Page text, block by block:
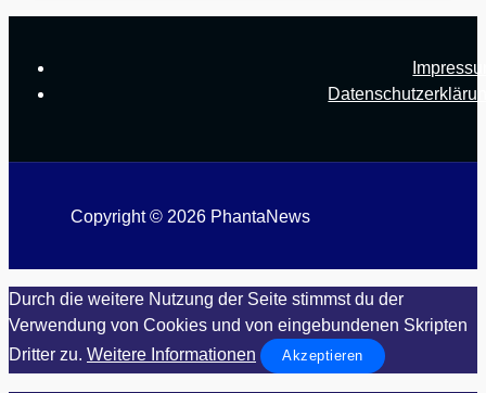
Copyright © 2026 PhantaNews
Durch die weitere Nutzung der Seite stimmst du der
Verwendung von Cookies und von eingebundenen Skripten
Dritter zu. Weitere Informationen Akzeptieren